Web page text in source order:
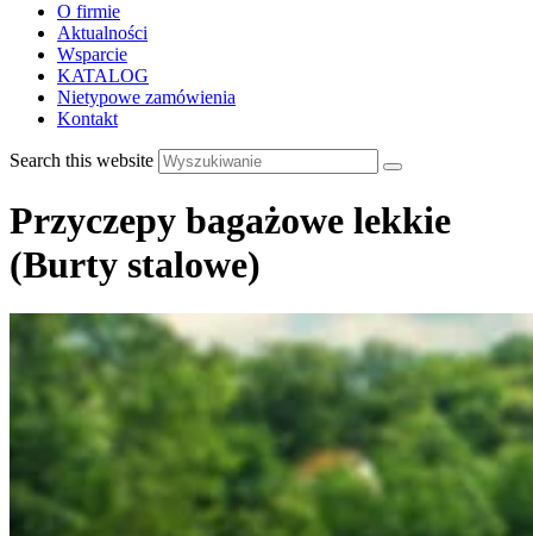
O firmie
Aktualności
Wsparcie
KATALOG
Nietypowe zamówienia
Kontakt
Search this website
Przyczepy bagażowe lekkie
(Burty stalowe)